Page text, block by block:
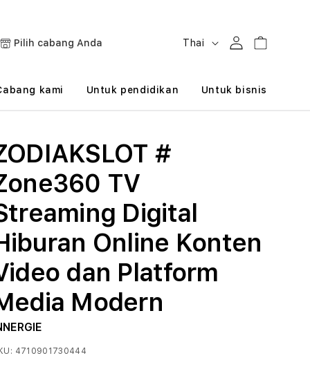
Pilih cabang Anda
B
h
Thai MasukKeranjang
kami Untuk pendidikan Untuk bisnis
#
TV
Digital
Online Konten
dan Platform
Modern
4710901730444